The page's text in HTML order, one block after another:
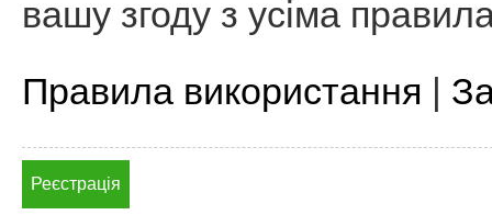
вашу згоду з усіма
Правила використання
Реєстрація